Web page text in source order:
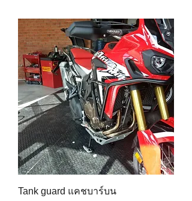
Tank guard แคชบาร์บน